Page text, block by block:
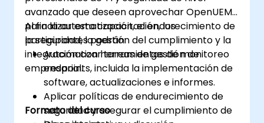
avanzado que deseen aprovechar OpenUEM
para la automatización, el endurecimiento de
la seguridad, la gestión del cumplimiento y la
integración con herramientas de monitoreo
empresarial.
Al finalizar esta capacitación, los
participantes podrán:
Automatizar tareas de gestión de
endpoints, incluida la implementación de
software, actualizaciones e informes.
Aplicar políticas de endurecimiento de
seguridad y asegurar el cumplimiento de
Formato del curso